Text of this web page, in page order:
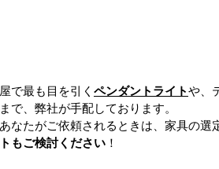
で最も目を引く ペンダントライトや、
で、弊社が手配しております。
なたがご依頼されるときは、家具の選
もご検討ください ！